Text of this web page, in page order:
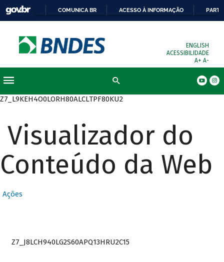
COMUNICA BR ACESSO À INFORMAÇÃO
ENGLISH
ACESSIBILIDADE
A+ A-
Z7_L9KEH4O0LORH80ALCLTPF80KU2
Visualizador do
Conteúdo da Web
Ações
Z7_J8LCH940LG2S60APQ13HRU2C15